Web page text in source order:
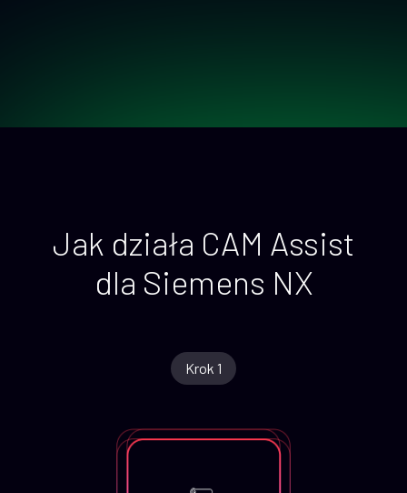
Jak działa CAM Assist
dla Siemens NX
Krok 1